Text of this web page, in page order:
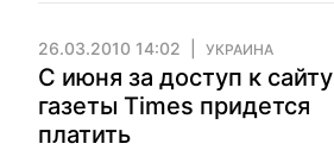
26.03.2010 14:02 УКРАИНА
С июня за доступ к сайту
газеты Times придется
платить